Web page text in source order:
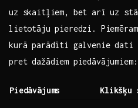
uz skaitļiem, bet arī uz
lietotāju pieredzi.
kurā parādīti galvenie dati
pret dažādiem piedāvājumiem:
Piedāvājums Klikšķu